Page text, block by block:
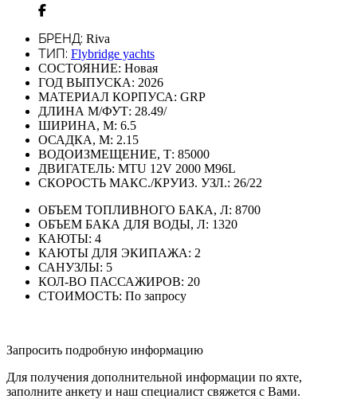
БРЕНД: Riva
ТИП: Flybridge yachts
СОСТОЯНИЕ: Новая
ГОД ВЫПУСКА: 2026
МАТЕРИАЛ КОРПУСА: GRP
ДЛИНА М/ФУТ: 28.49/
ШИРИНА, М: 6.5
ОСАДКА, М: 2.15
ВОДОИЗМЕЩЕНИЕ, Т: 85000
ДВИГАТЕЛЬ: MTU 12V 2000 M96L
СКОРОСТЬ МАКС./КРУИЗ. УЗЛ.: 26/22
ОБЪЕМ ТОПЛИВНОГО БАКА, Л: 8700
ОБЪЕМ БАКА ДЛЯ ВОДЫ, Л: 1320
КАЮТЫ: 4
КАЮТЫ ДЛЯ ЭКИПАЖА: 2
САНУЗЛЫ: 5
КОЛ-ВО ПАССАЖИРОВ: 20
СТОИМОСТЬ: По запросу
Запросить подробную информацию
Для получения дополнительной информации по яхте,
заполните анкету и наш специалист свяжется с Вами.